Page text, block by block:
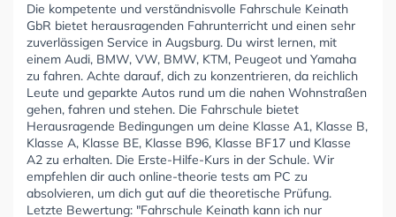
Die kompetente und verständnisvolle Fahrschule Keinath
GbR bietet herausragenden Fahrunterricht und einen sehr
zuverlässigen Service in Augsburg. Du wirst lernen, mit
einem Audi, BMW, VW, BMW, KTM, Peugeot und Yamaha
zu fahren. Achte darauf, dich zu konzentrieren, da reichlich
Leute und geparkte Autos rund um die nahen Wohnstraßen
gehen, fahren und stehen. Die Fahrschule bietet
Herausragende Bedingungen um deine Klasse A1, Klasse B,
Klasse A, Klasse BE, Klasse B96, Klasse BF17 und Klasse
A2 zu erhalten. Die Erste-Hilfe-Kurs in der Schule. Wir
empfehlen dir auch online-theorie tests am PC zu
absolvieren, um dich gut auf die theoretische Prüfung.
Letzte Bewertung: "Fahrschule Keinath kann ich nur